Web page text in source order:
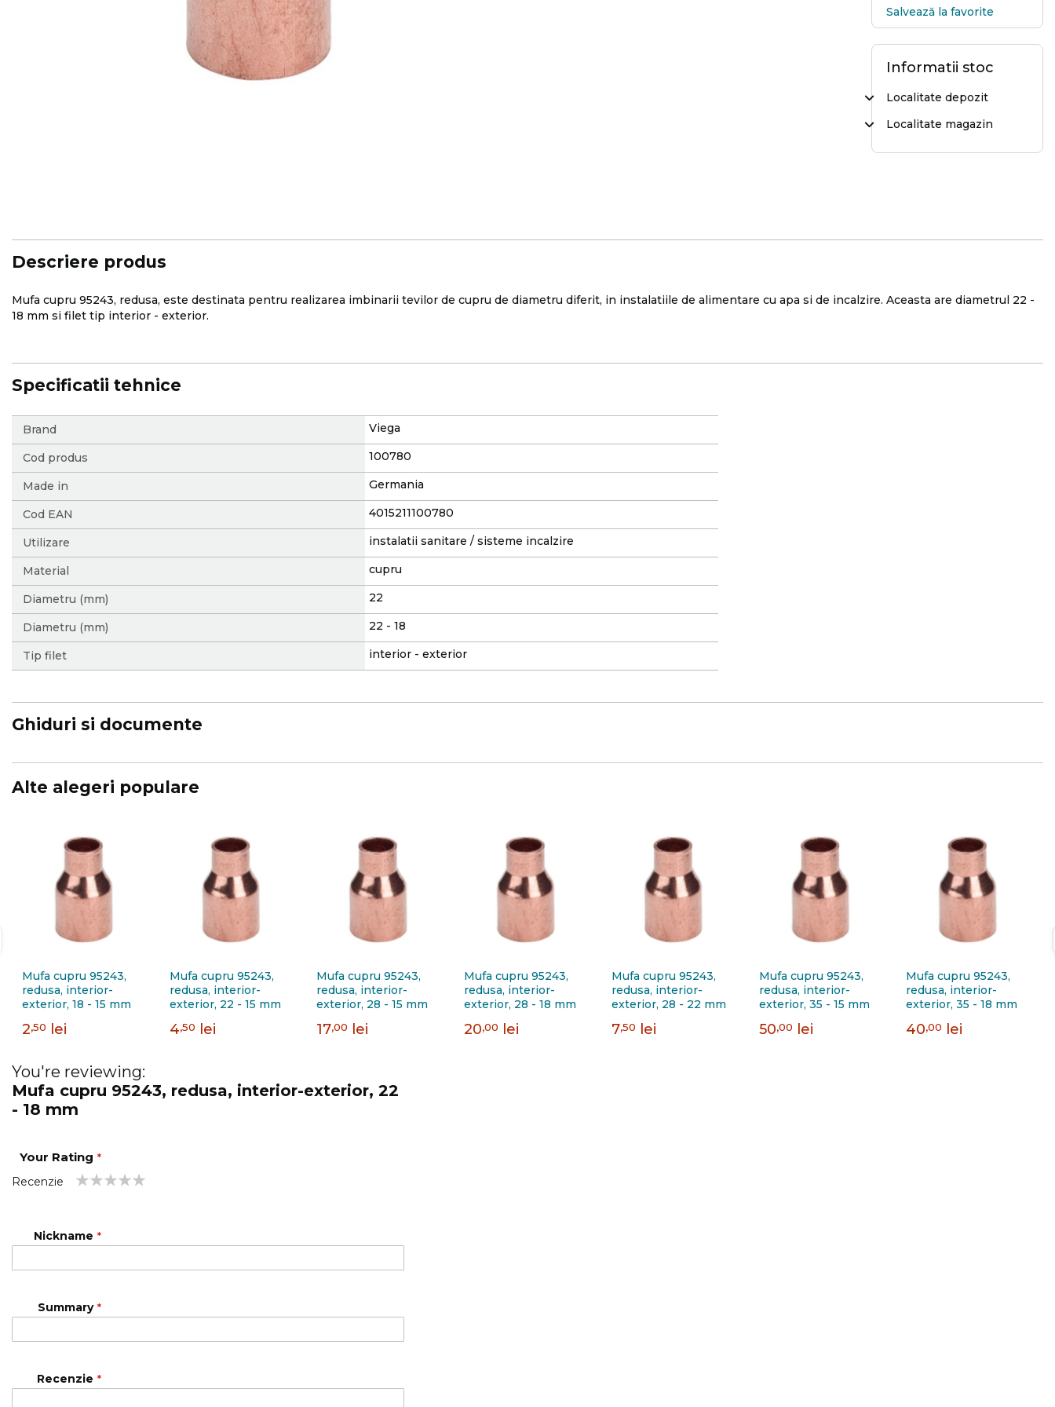
images
gallery
Salvează la favorite
Informatii stoc
Localitate depozit
Localitate magazin
Descriere produs
Mufa cupru 95243, redusa, este destinata pentru realizarea imbinarii tevilor de cupru de diametru diferit, in instalatiile de alimentare cu apa si de incalzire. Aceasta are diametrul 22 -
18 mm si filet tip interior - exterior.
Specificatii tehnice
More
Information
Brand Viega
Cod produs 100780
Made in Germania
Cod EAN 4015211100780
Utilizare instalatii sanitare / sisteme incalzire
Material cupru
Diametru (mm) 22
Diametru (mm) 22 - 18
Tip filet interior - exterior
Ghiduri si documente
Alte alegeri populare
Mufa cupru 95243,
redusa, interior-
exterior, 18 - 15 mm
2,50 lei
Mufa cupru 95243,
redusa, interior-
exterior, 22 - 15 mm
4,50 lei
Mufa cupru 95243,
redusa, interior-
exterior, 28 - 15 mm
17,00 lei
Mufa cupru 95243,
redusa, interior-
exterior, 28 - 18 mm
20,00 lei
Mufa cupru 95243,
redusa, interior-
exterior, 28 - 22 mm
7,50 lei
Mufa cupru 95243,
redusa, interior-
exterior, 35 - 15 mm
50,00 lei
Mufa cupru 95243,
redusa, interior-
exterior, 35 - 18 mm
40,00 lei
You're reviewing:
Mufa cupru 95243, redusa, interior-exterior, 22
- 18 mm
Your Rating
Recenzie
Nickname
Summary
Recenzie